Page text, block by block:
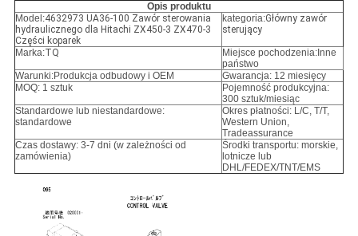
Opis produktu
Model:4632973 UA36-100 Zawór sterowania
hydraulicznego dla Hitachi ZX450-3 ZX470-3
Części koparek
kategoria:Główny zawór
sterujący
Marka:TQ
Miejsce pochodzenia:Inne
państwo
Warunki:Produkcja odbudowy i OEM
Gwarancja: 12 miesięcy
MOQ: 1 sztuk
Pojemność produkcyjna:
300 sztuk/miesiąc
Standardowe lub niestandardowe:
standardowe
Okres płatności: L/C, T/T,
Western Union,
Tradeassurance
Czas dostawy: 3-7 dni (w zależności od
zamówienia)
Środki transportu: morskie,
lotnicze lub
DHL/FEDEX/TNT/EMS